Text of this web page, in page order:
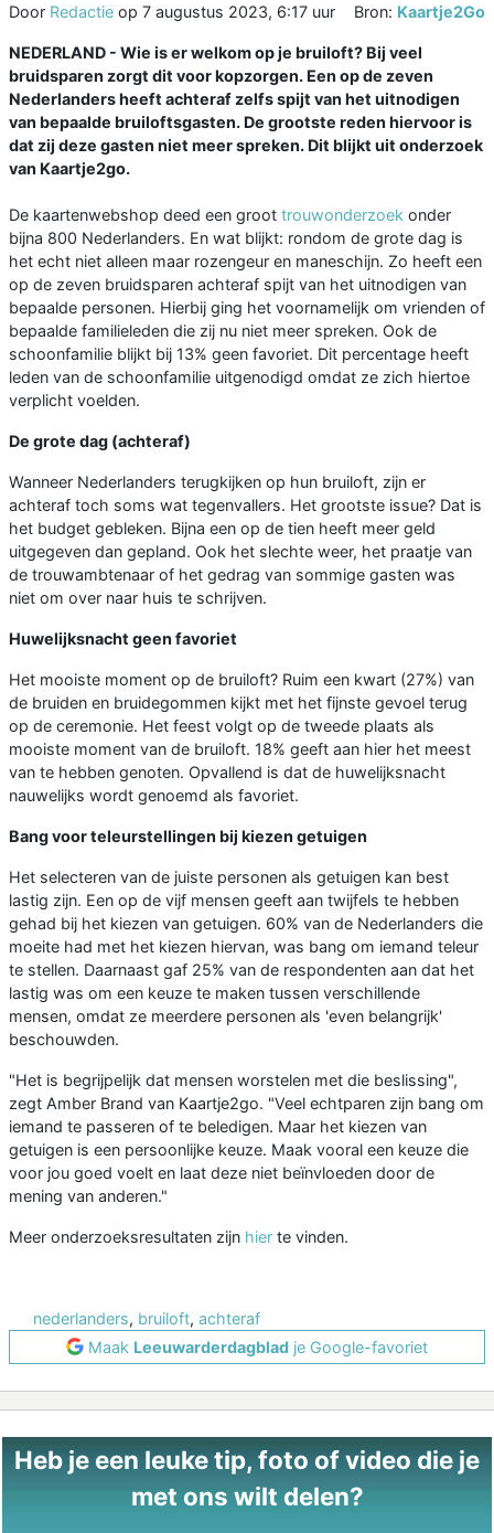
Door Redactie op 7 augustus 2023, 6:17 uur Bron: Kaartje2Go
NEDERLAND - Wie is er welkom op je bruiloft? Bij veel
bruidsparen zorgt dit voor kopzorgen. Een op de zeven
Nederlanders heeft achteraf zelfs spijt van het uitnodigen
van bepaalde bruiloftsgasten. De grootste reden hiervoor is
dat zij deze gasten niet meer spreken. Dit blijkt uit onderzoek
van Kaartje2go.
De kaartenwebshop deed een groot trouwonderzoek onder
bijna 800 Nederlanders. En wat blijkt: rondom de grote dag is
het echt niet alleen maar rozengeur en maneschijn. Zo heeft een
op de zeven bruidsparen achteraf spijt van het uitnodigen van
bepaalde personen. Hierbij ging het voornamelijk om vrienden of
bepaalde familieleden die zij nu niet meer spreken. Ook de
schoonfamilie blijkt bij 13% geen favoriet. Dit percentage heeft
leden van de schoonfamilie uitgenodigd omdat ze zich hiertoe
verplicht voelden.
De grote dag (achteraf)
Wanneer Nederlanders terugkijken op hun bruiloft, zijn er
achteraf toch soms wat tegenvallers. Het grootste issue? Dat is
het budget gebleken. Bijna een op de tien heeft meer geld
uitgegeven dan gepland. Ook het slechte weer, het praatje van
de trouwambtenaar of het gedrag van sommige gasten was
niet om over naar huis te schrijven.
Huwelijksnacht geen favoriet
Het mooiste moment op de bruiloft? Ruim een kwart (27%) van
de bruiden en bruidegommen kijkt met het fijnste gevoel terug
op de ceremonie. Het feest volgt op de tweede plaats als
mooiste moment van de bruiloft. 18% geeft aan hier het meest
van te hebben genoten. Opvallend is dat de huwelijksnacht
nauwelijks wordt genoemd als favoriet.
Bang voor teleurstellingen bij kiezen getuigen
Het selecteren van de juiste personen als getuigen kan best
lastig zijn. Een op de vijf mensen geeft aan twijfels te hebben
gehad bij het kiezen van getuigen. 60% van de Nederlanders die
moeite had met het kiezen hiervan, was bang om iemand teleur
te stellen. Daarnaast gaf 25% van de respondenten aan dat het
lastig was om een keuze te maken tussen verschillende
mensen, omdat ze meerdere personen als 'even belangrijk'
beschouwden.
"Het is begrijpelijk dat mensen worstelen met die beslissing",
zegt Amber Brand van Kaartje2go. "Veel echtparen zijn bang om
iemand te passeren of te beledigen. Maar het kiezen van
getuigen is een persoonlijke keuze. Maak vooral een keuze die
voor jou goed voelt en laat deze niet beïnvloeden door de
mening van anderen."
Meer onderzoeksresultaten zijn hier te vinden.
nederlanders, bruiloft, achteraf
Maak Leeuwarderdagblad je Google-favoriet
Heb je een leuke tip, foto of video die je
met ons wilt delen?